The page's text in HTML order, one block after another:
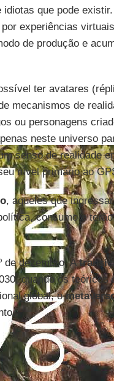
que pode
experiências
de produção e
ter avatares
mecanismos de
ou personagens
neste universo
senso de realidade
nível primário ao
, aqueles que
consumo e
de dezembro. A
quando os teóricos
global, o